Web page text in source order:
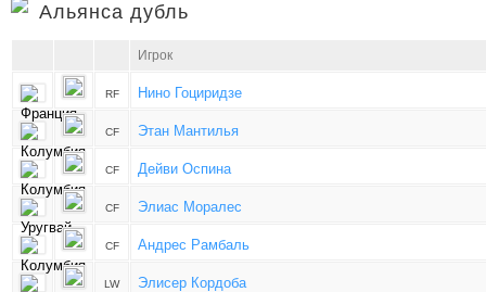
Альянса дубль
Игрок
RF Нино Гоциридзе
CF Этан Мантилья
CF Дейви Оспина
CF Элиас Моралес
CF Андрес Рамбаль
LW Элисер Кордоба